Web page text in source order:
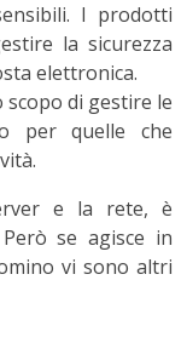
I prodotti
la sicurezza
elettronica.
scopo di gestire le
per quelle che
e la rete, è
se agisce in
vi sono altri